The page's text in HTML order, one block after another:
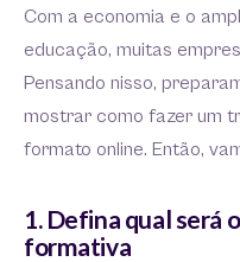
Com a economia e o
educação, muitas
Pensando nisso,
mostrar como fazer um
formato online. Então,
1. Defina qual será
formativa